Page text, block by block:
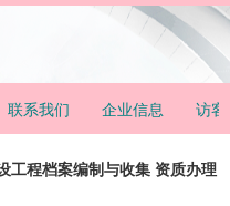
联系我们 企业信息 访客
工程档案编制与收集 资质办理